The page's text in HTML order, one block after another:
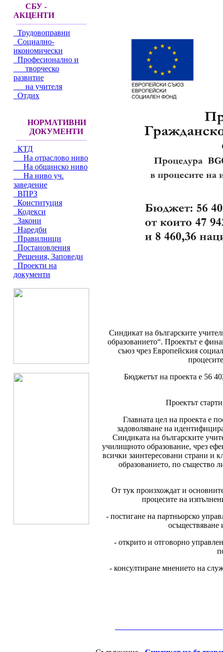
СБУ -
АКЦЕНТИ
Трудовоправни
Социално-
икономически
Професионално и
творческо
развитие
на учителя
Отдих
НОРМАТИВНИ
ДОКУМЕНТИ
КТД
На отраслово ниво
На общинско ниво
На ниво уч.
заведение
ВПРЗ
Конституция
Кодекси
Закони
Наредби
Правилници
Постановления
Решения, Заповеди
Проекти на
документи
Синдикат на българските
образованието“. Проектът е
съюз чрез Европейския
Бюджетът на проекта е 56
Проектът
Главната цел на проекта е
задоволяване на
Синдиката на българските
училищното образование, чрез
всички заинтересовани страни и
образованието, по същество
От тук произхождат и
процесите на
- постигане на партньорско
- открито и отговорно
- консултиране мнението на